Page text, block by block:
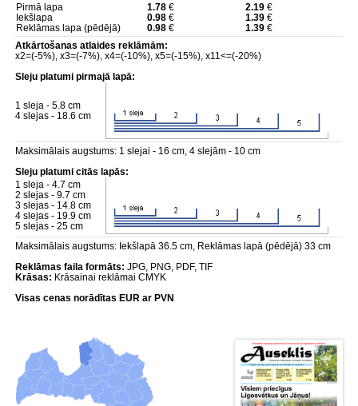
Pirmā lapa
1.78€ 2.19€
Iekšlapa
0.98€ 1.39€
Reklāmas lapa (pēdējā)
0.98€ 1.39€
Atkārtošanas atlaides reklāmām:
x2=(-5%), x3=(-7%), x4=(-10%), x5=(-15%), x11<=(-20%)
Sleju platumi pirmajā lapā:
1 sleja - 5.8 cm
4 slejas - 18.6 cm
Maksimālais augstums: 1 slejai - 16 cm, 4 slejām - 10 cm
Sleju platumi citās lapās:
1 sleja - 4.7 cm
2 slejas - 9.7 cm
3 slejas - 14.8 cm
4 slejas - 19.9 cm
5 slejas - 25 cm
Maksimālais augstums: Iekšlapā 36.5 cm, Reklāmas lapā (pēdējā) 33 cm
Reklāmas faila formāts: JPG, PNG, PDF, TIF
Krāsas: Krāsainai reklāmai CMYK
Visas cenas norādītas EUR ar PVN